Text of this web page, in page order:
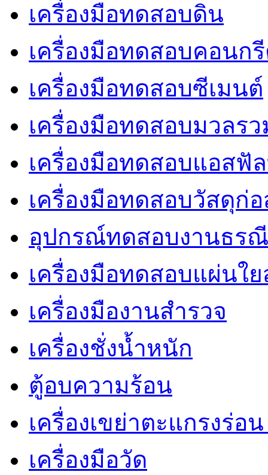
เครื่องมือทดสอบดิน
เครื่องมือทดสอบคอนก
เครื่องมือทดสอบซีเมนต์
เครื่องมือทดสอบมวลร
เครื่องมือทดสอบแอสฟั
เครื่องมือทดสอบวัสดุก่อ
อุปกรณ์ทดสอบงานธรณี
เครื่องมือทดสอบแผ่นใย
เครื่องมืองานสำรวจ
เครื่องชั่งน้ำหนัก
ตู้อบความร้อน
เครื่องเขย่าตะแกรงร่อ
เครื่องมือวัด